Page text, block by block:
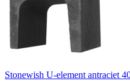
Stonewish U-element antraciet